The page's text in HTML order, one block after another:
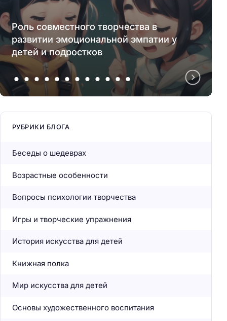
Роль совместного творчества в
развитии эмоциональной эмпатии у
детей и подростков
РУБРИКИ БЛОГА
Беседы о шедеврах
Возрастные особенности
Вопросы психологии творчества
Игры и творческие упражнения
История искусства для детей
Книжная полка
Мир искусства для детей
Основы художественного воспитания